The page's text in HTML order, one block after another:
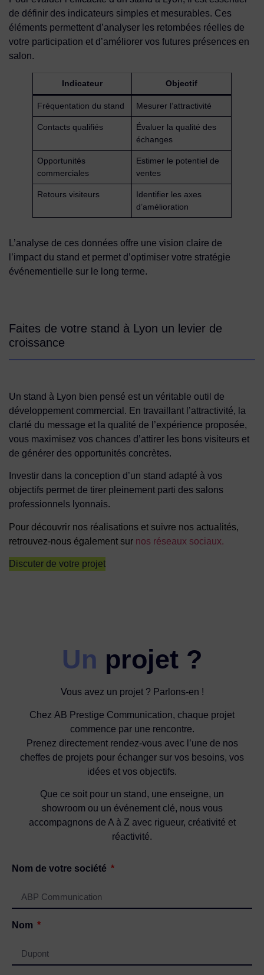
de définir des indicateurs simples et mesurables. Ces
éléments permettent d’analyser les retombées réelles de
votre participation et d’améliorer vos futures présences en
salon.
Indicateur Objectif
Fréquentation du stand Mesurer l’attractivité
Contacts qualifiés
Évaluer la qualité des
échanges
Opportunités
commerciales
Estimer le potentiel de
ventes
Retours visiteurs
Identifier les axes
d’amélioration
L’analyse de ces données offre une vision claire de
l’impact du stand et permet d’optimiser votre stratégie
événementielle sur le long terme.
Faites de votre stand à Lyon un levier de
croissance
Un stand à Lyon bien pensé est un véritable outil de
développement commercial. En travaillant l’attractivité, la
clarté du message et la qualité de l’expérience proposée,
vous maximisez vos chances d’attirer les bons visiteurs et
de générer des opportunités concrètes.
Investir dans la conception d’un stand adapté à vos
objectifs permet de tirer pleinement parti des salons
professionnels lyonnais.
Pour découvrir nos réalisations et suivre nos actualités,
retrouvez-nous également sur nos réseaux sociaux.
Discuter de votre projet
Un projet ?
Vous avez un projet ? Parlons-en !
Chez AB Prestige Communication, chaque projet
commence par une rencontre.
Prenez directement rendez-vous avec l’une de nos
cheffes de projets pour échanger sur vos besoins, vos
idées et vos objectifs.
Que ce soit pour un stand, une enseigne, un
showroom ou un événement clé, nous vous
accompagnons de A à Z avec rigueur, créativité et
réactivité.
Nom de votre société
Nom